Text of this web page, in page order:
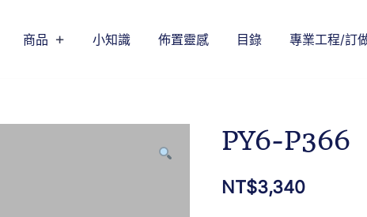
商品 小知識 佈置靈感 目錄 專業工程/訂
PY6-P366
NT$3,340